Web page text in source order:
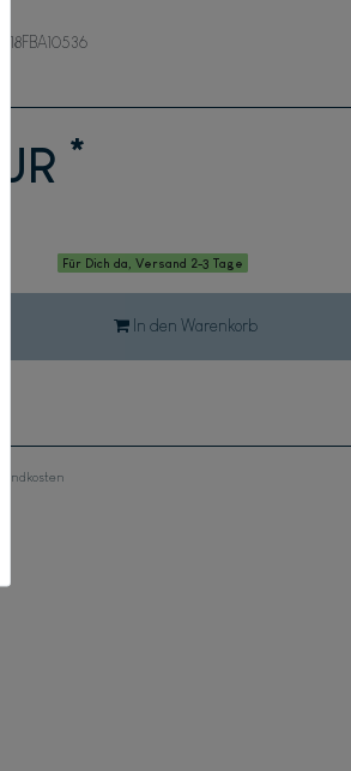
18FBA10536
*
Für Dich da, Versand 2-3 Tage
In den Warenkorb